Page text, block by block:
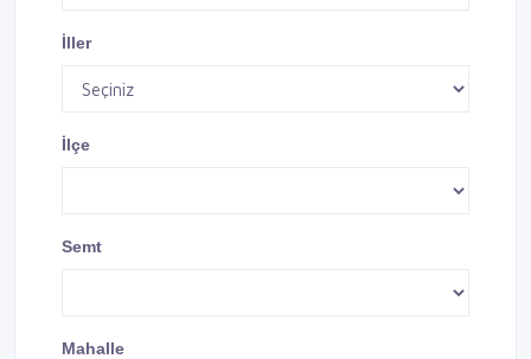
İller
İlçe
Semt
Mahalle